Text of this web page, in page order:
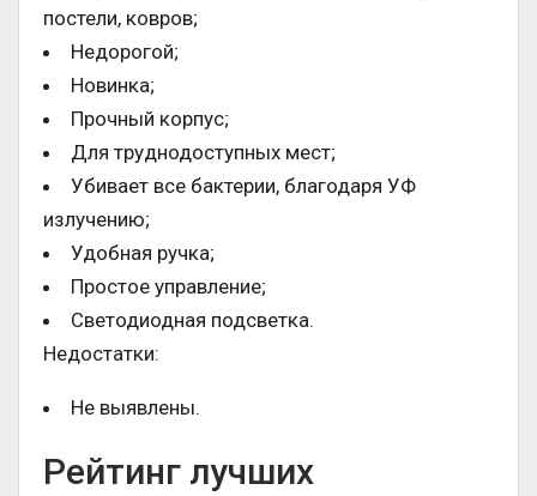
постели, ковров;
Недорогой;
Новинка;
Прочный корпус;
Для труднодоступных мест;
Убивает все бактерии, благодаря УФ
излучению;
Удобная ручка;
Простое управление;
Светодиодная подсветка.
Недостатки:
Не выявлены.
Рейтинг лучших